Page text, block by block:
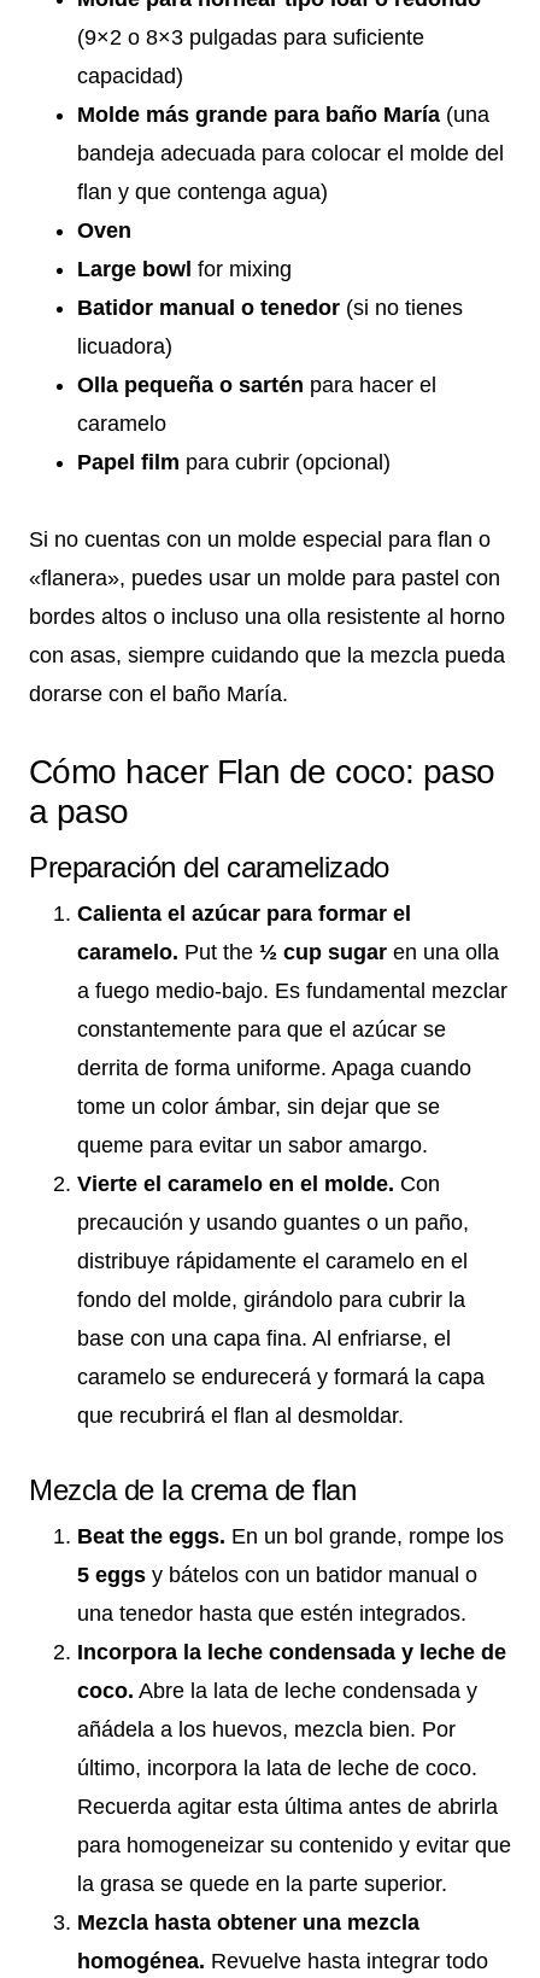
(9×2 o 8×3 pulgadas para suficiente
capacidad)
Molde más grande para baño María (una
bandeja adecuada para colocar el molde del
flan y que contenga agua)
Oven
Large bowl for mixing
Batidor manual o tenedor (si no tienes
licuadora)
Olla pequeña o sartén para hacer el
caramelo
Papel film para cubrir (opcional)
Si no cuentas con un molde especial para flan o
«flanera», puedes usar un molde para pastel con
bordes altos o incluso una olla resistente al horno
con asas, siempre cuidando que la mezcla pueda
dorarse con el baño María.
Cómo hacer Flan de coco: paso
a paso
Preparación del caramelizado
Calienta el azúcar para formar el
caramelo. Put the ½ cup sugar en una olla
a fuego medio-bajo. Es fundamental mezclar
constantemente para que el azúcar se
derrita de forma uniforme. Apaga cuando
tome un color ámbar, sin dejar que se
queme para evitar un sabor amargo.
Vierte el caramelo en el molde. Con
precaución y usando guantes o un paño,
distribuye rápidamente el caramelo en el
fondo del molde, girándolo para cubrir la
base con una capa fina. Al enfriarse, el
caramelo se endurecerá y formará la capa
que recubrirá el flan al desmoldar.
Mezcla de la crema de flan
Beat the eggs. En un bol grande, rompe los
5 eggs y bátelos con un batidor manual o
una tenedor hasta que estén integrados.
Incorpora la leche condensada y leche de
coco. Abre la lata de leche condensada y
añádela a los huevos, mezcla bien. Por
último, incorpora la lata de leche de coco.
Recuerda agitar esta última antes de abrirla
para homogeneizar su contenido y evitar que
la grasa se quede en la parte superior.
Mezcla hasta obtener una mezcla
homogénea. Revuelve hasta integrar todo